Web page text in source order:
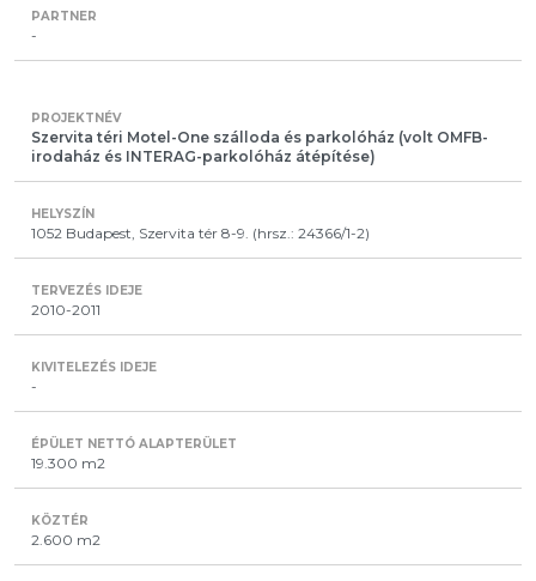
-
Szervita téri Motel-One szálloda és parkolóház (volt OMFB-
irodaház és INTERAG-parkolóház átépítése)
1052 Budapest, Szervita tér 8-9. (hrsz.: 24366/1-2)
2010-2011
-
19.300 m2
2.600 m2